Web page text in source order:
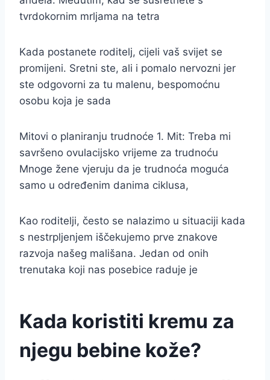
tvrdokornim mrljama na tetra
Kada postanete roditelj, cijeli vaš svijet se
promijeni. Sretni ste, ali i pomalo nervozni jer
ste odgovorni za tu malenu, bespomoćnu
osobu koja je sada
Mitovi o planiranju trudnoće 1. Mit: Treba mi
savršeno ovulacijsko vrijeme za trudnoću
Mnoge žene vjeruju da je trudnoća moguća
samo u određenim danima ciklusa,
Kao roditelji, često se nalazimo u situaciji kada
s nestrpljenjem iščekujemo prve znakove
razvoja našeg mališana. Jedan od onih
trenutaka koji nas posebice raduje je
Kada koristiti kremu za
njegu bebine kože?